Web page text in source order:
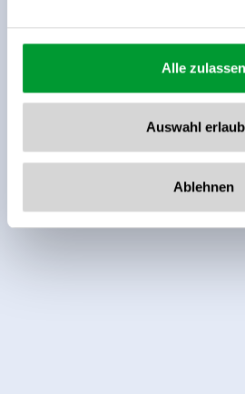
Alle zulassen
Auswahl
Ablehnen